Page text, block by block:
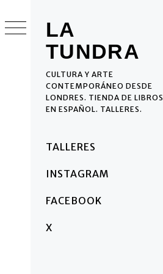
LA
TUNDRA
CULTURA Y ARTE
CONTEMPORÁNEO DESDE
LONDRES. TIENDA DE LIBROS
EN ESPAÑOL. TALLERES.
principal
TALLERES
INSTAGRAM
FACEBOOK
X
al
contenido